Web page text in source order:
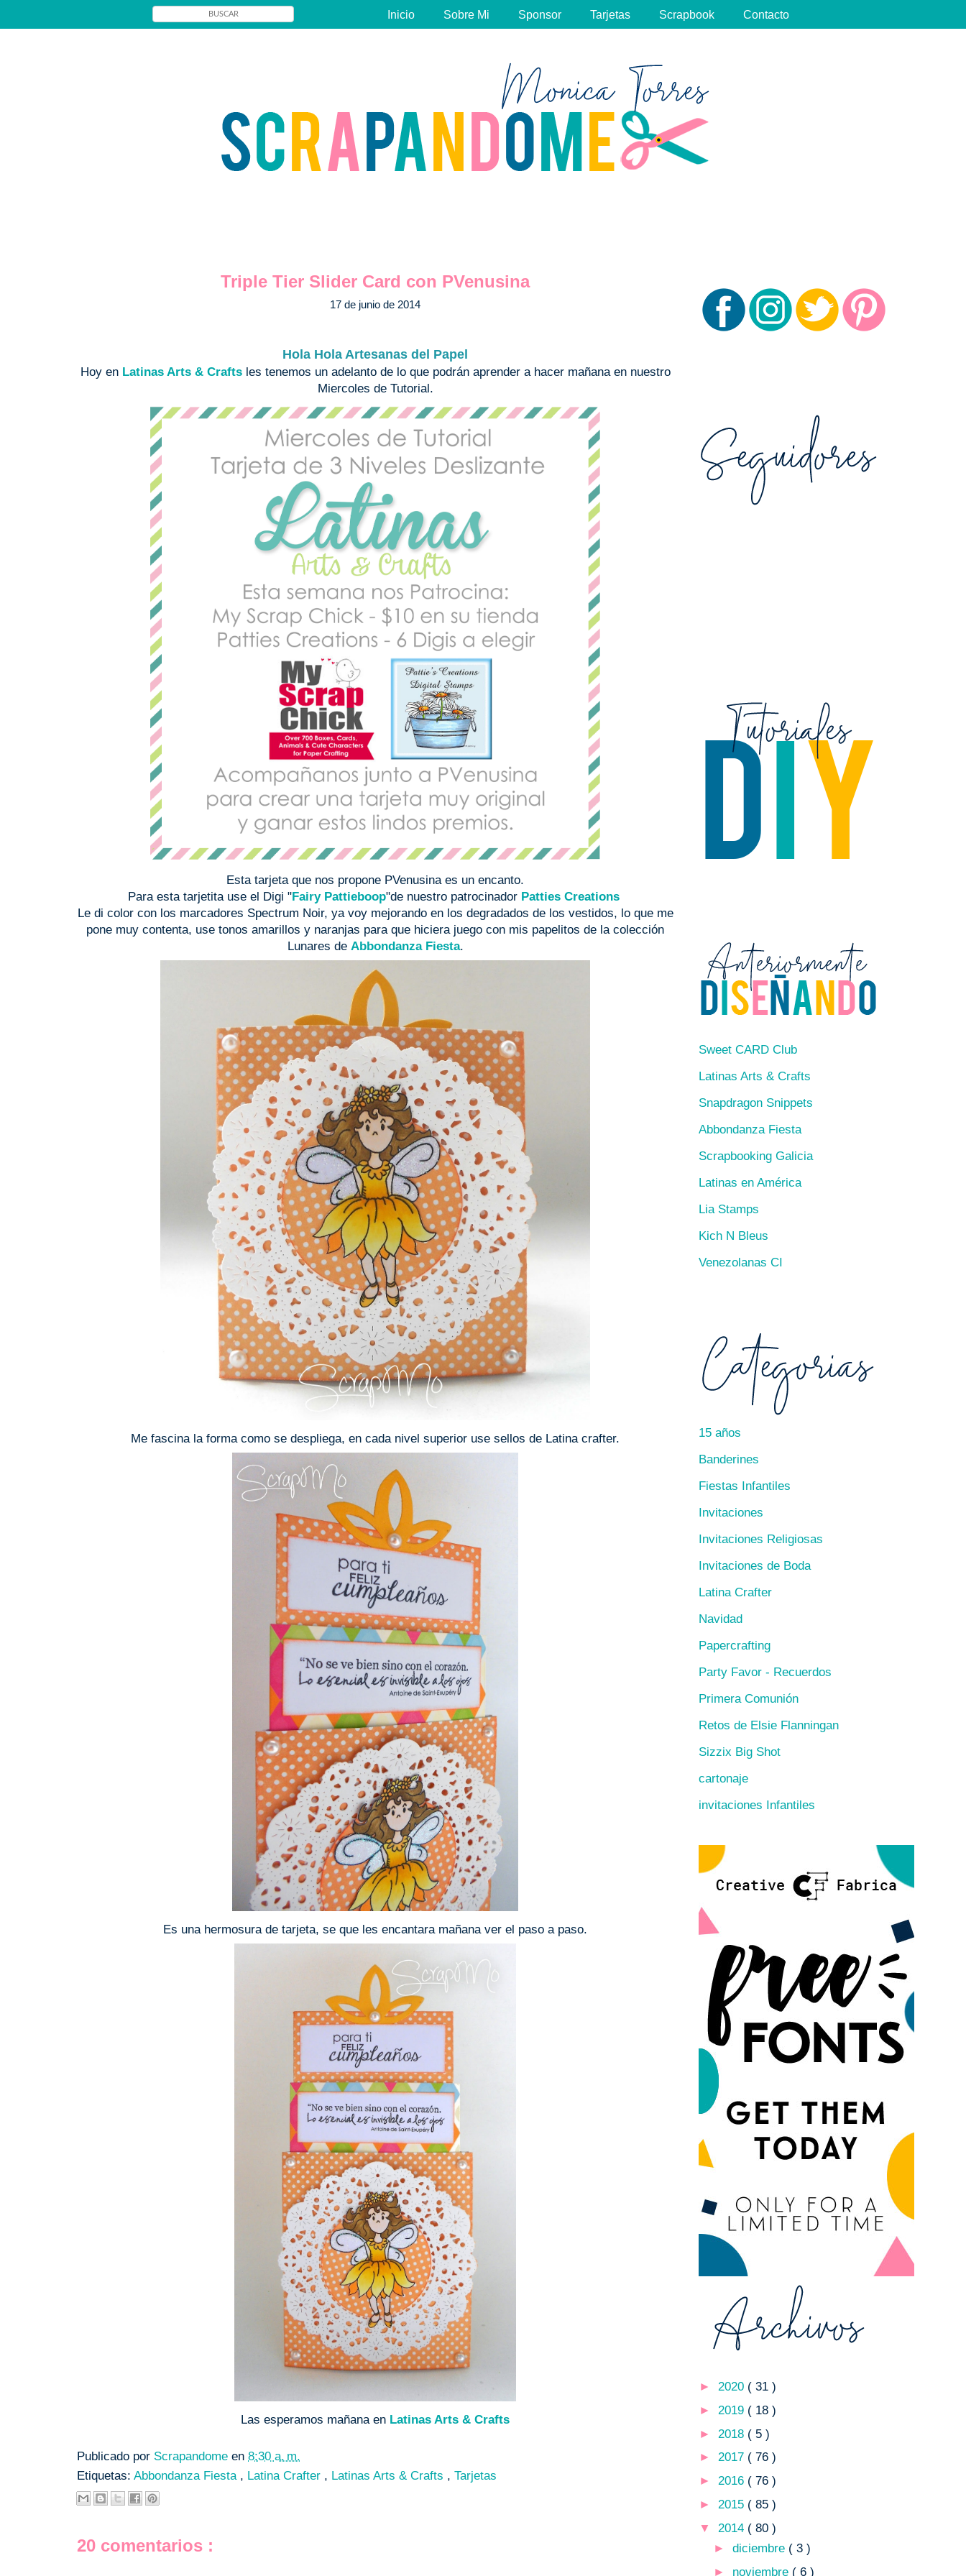
Inicio Sobre Mi Sponsor Tarjetas Scrapbook Contacto
Triple Tier Slider Card con PVenusina
17 de junio de 2014
Hola Hola Artesanas del Papel
Hoy en Latinas Arts & Craftsles tenemos un adelanto de lo que podrán aprender a hacer mañana en nuestro
Miercoles de Tutorial.
Esta tarjeta que nos propone PVenusina es un encanto.
Para esta tarjetita use el Digi "Fairy Pattieboop"de nuestro patrocinador Patties Creations
Le di color con los marcadores Spectrum Noir, ya voy mejorando en los degradados de los vestidos, lo que me
pone muy contenta, use tonos amarillos y naranjas para que hiciera juego con mis papelitos de la colección
Lunares de Abbondanza Fiesta.
Me fascina la forma como se despliega, en cada nivel superior use sellos de Latina crafter.
Es una hermosura de tarjeta, se que les encantara mañana ver el paso a paso.
Las esperamos mañana en Latinas Arts & Crafts
Publicado por Scrapandome en 8:30 a. m.
Etiquetas: Abbondanza Fiesta , Latina Crafter , Latinas Arts & Crafts , Tarjetas
20 comentarios :
Sweet CARD Club
Latinas Arts & Crafts
Snapdragon Snippets
Abbondanza Fiesta
Scrapbooking Galicia
Latinas en América
Lia Stamps
Kich N Bleus
Venezolanas CI
15 años
Banderines
Fiestas Infantiles
Invitaciones
Invitaciones Religiosas
Invitaciones de Boda
Latina Crafter
Navidad
Papercrafting
Party Favor - Recuerdos
Primera Comunión
Retos de Elsie Flanningan
Sizzix Big Shot
cartonaje
invitaciones Infantiles
► 2020 ( 31 )
► 2019 ( 18 )
► 2018 ( 5 )
► 2017 ( 76 )
► 2016 ( 76 )
► 2015 ( 85 )
▼ 2014 ( 80 )
►diciembre ( 3 )
► noviembre ( 6 )